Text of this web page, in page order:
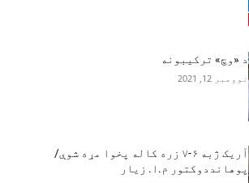
د «وچ» ترکیبونه
نوومبر 12, 2021
آريک ژبه ۶-۷ زره کاله پخوا مړه شوې/
پوهانددوکتور م.ا. زيار